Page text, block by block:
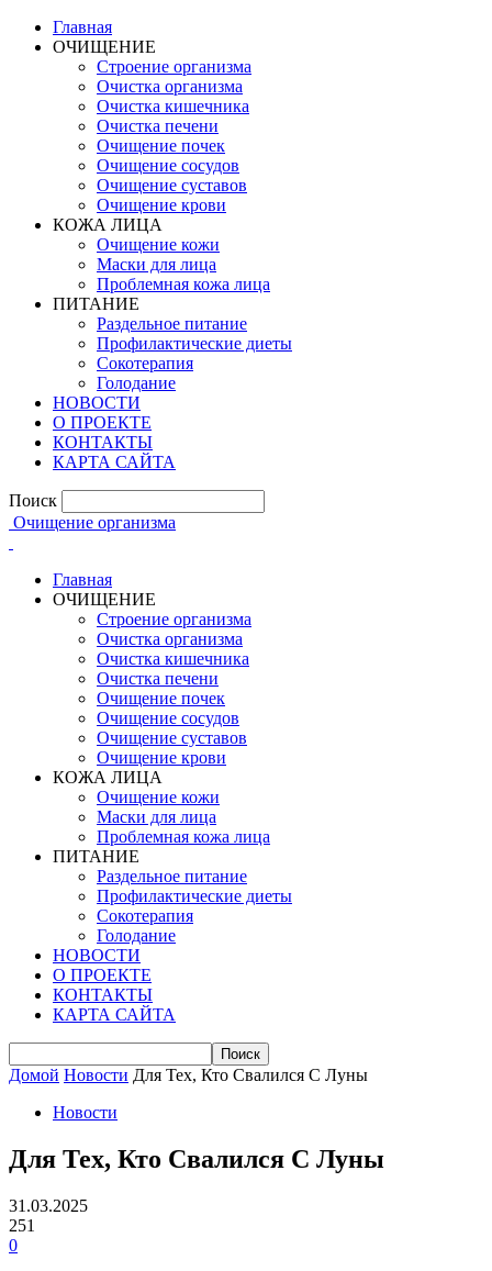
Главная
ОЧИЩЕНИЕ
Строение организма
Очистка организма
Очистка кишечника
Очистка печени
Очищение почек
Очищение сосудов
Очищение суставов
Очищение крови
КОЖА ЛИЦА
Очищение кожи
Маски для лица
Проблемная кожа лица
ПИТАНИЕ
Раздельное питание
Профилактические диеты
Сокотерапия
Голодание
НОВОСТИ
О ПРОЕКТЕ
КОНТАКТЫ
КАРТА САЙТА
Поиск
Очищение организма
Главная
ОЧИЩЕНИЕ
Строение организма
Очистка организма
Очистка кишечника
Очистка печени
Очищение почек
Очищение сосудов
Очищение суставов
Очищение крови
КОЖА ЛИЦА
Очищение кожи
Маски для лица
Проблемная кожа лица
ПИТАНИЕ
Раздельное питание
Профилактические диеты
Сокотерапия
Голодание
НОВОСТИ
О ПРОЕКТЕ
КОНТАКТЫ
КАРТА САЙТА
Домой Новости Для Тех, Кто Свалился С Луны
Новости
Для Тех, Кто Свалился С Луны
31.03.2025
251
0